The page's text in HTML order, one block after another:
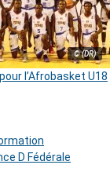
© (DR)
l’Afrobasket U18
D Fédérale